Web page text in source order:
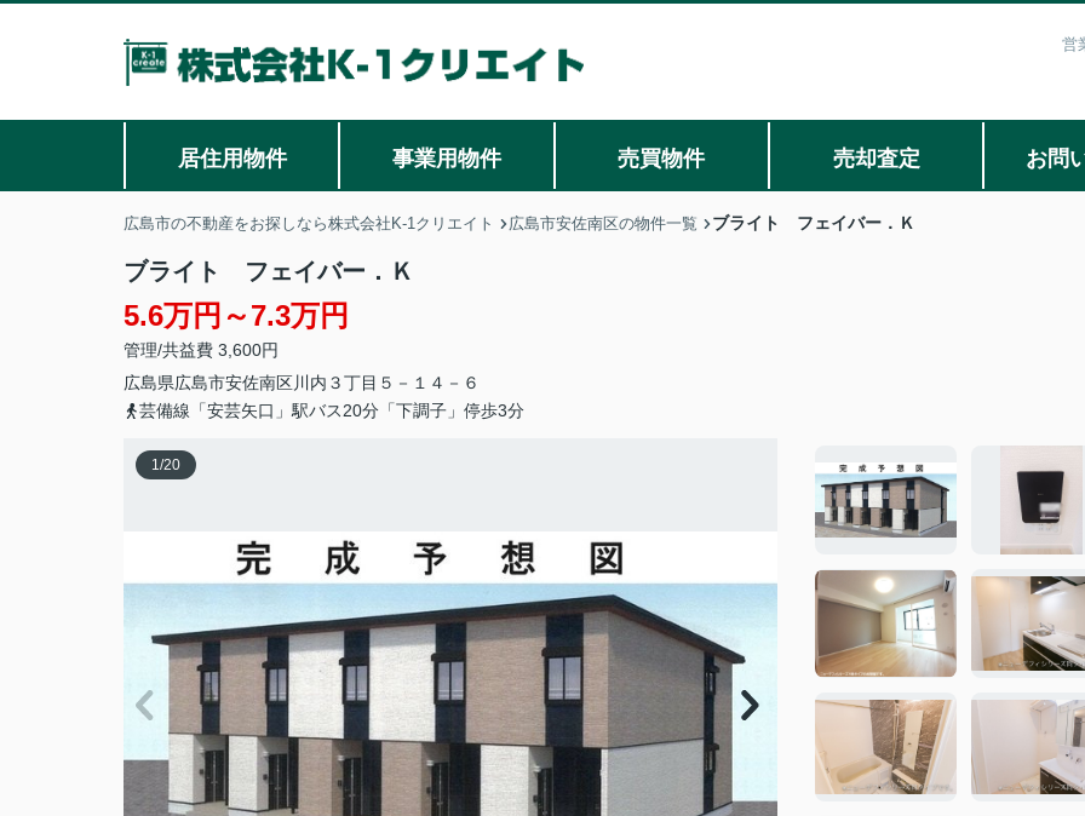
営
居住用物件 事業用物件 売買物件 売却査定 お問
広島市の不動産をお探しなら株式会社K-1クリエイト 広島市安佐南区の物件一覧 ブライト フェイバー．Ｋ
ブライト フェイバー．Ｋ
5.6万円～7.3万円
管理/共益費 3,600円
広島県広島市安佐南区川内 ３丁目５－１４－６
芸備線「安芸矢口」駅バス20分「下調子」停歩3分
1/20